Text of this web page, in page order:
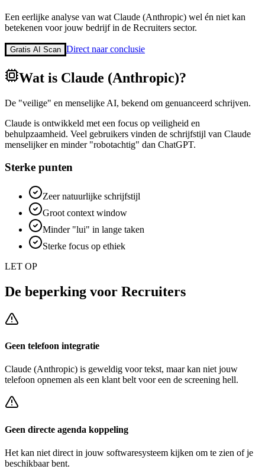
Een eerlijke analyse van wat Claude (Anthropic) wel én niet kan
betekenen voor jouw bedrijf in de Recruiters sector.
Gratis AI Scan Direct naar conclusie
Wat is Claude (Anthropic)?
De "veilige" en menselijke AI, bekend om genuanceerd schrijven.
Claude is ontwikkeld met een focus op veiligheid en
behulpzaamheid. Veel gebruikers vinden de schrijfstijl van Claude
menselijker en minder "robotachtig" dan ChatGPT.
Sterke punten
Zeer natuurlijke schrijfstijl
Groot context window
Minder "lui" in lange taken
Sterke focus op ethiek
LET OP
De beperking voor Recruiters
Geen telefoon integratie
Claude (Anthropic) is geweldig voor tekst, maar kan niet jouw
telefoon opnemen als een klant belt voor een de screening hell.
Geen directe agenda koppeling
Het kan niet direct in jouw softwaresysteem kijken om te zien of je
beschikbaar bent.